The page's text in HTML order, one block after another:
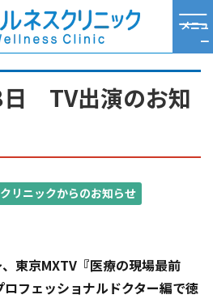
メニュ
ー
TV出演のお知
クリニックからのお知らせ
東京MXTV『医療の現場最前
フェッショナルドクター編で徳